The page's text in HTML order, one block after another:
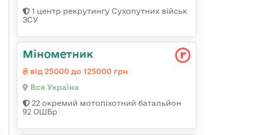
1 центр рекрутингу Сухопутних військ
ЗСУ
Мінометник
від 25000 до 125000 грн
Вся Україна
22 окремий мотопіхотний батальйон
92 ОШБр